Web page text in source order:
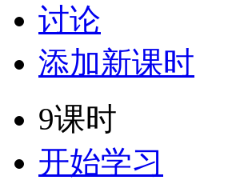
讨论
添加新课时
9课时
开始学习